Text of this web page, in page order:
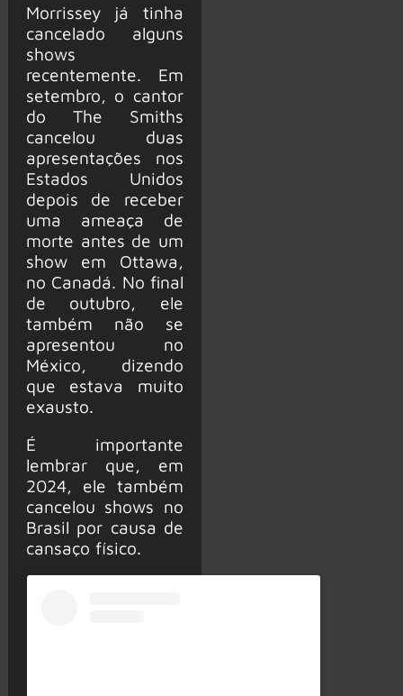
Morrissey já tinha
cancelado alguns
shows
recentemente. Em
setembro, o cantor
do The Smiths
cancelou duas
apresentações nos
Estados Unidos
depois de receber
uma ameaça de
morte antes de um
show em Ottawa,
no Canadá. No final
de outubro, ele
também não se
apresentou no
México, dizendo
que estava muito
exausto.
É importante
lembrar que, em
2024, ele também
cancelou shows no
Brasil por causa de
cansaço físico.